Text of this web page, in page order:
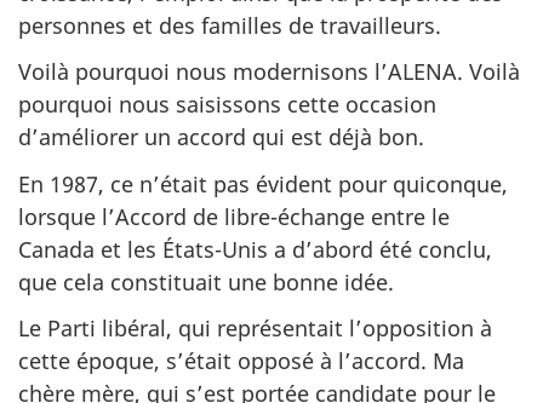
personnes et des familles de travailleurs.
Voilà pourquoi nous modernisons l’ALENA. Voilà
pourquoi nous saisissons cette occasion
d’améliorer un accord qui est déjà bon.
En 1987, ce n’était pas évident pour quiconque,
lorsque l’Accord de libre-échange entre le
Canada et les États-Unis a d’abord été conclu,
que cela constituait une bonne idée.
Le Parti libéral, qui représentait l’opposition à
cette époque, s’était opposé à l’accord. Ma
chère mère, qui s’est portée candidate pour le